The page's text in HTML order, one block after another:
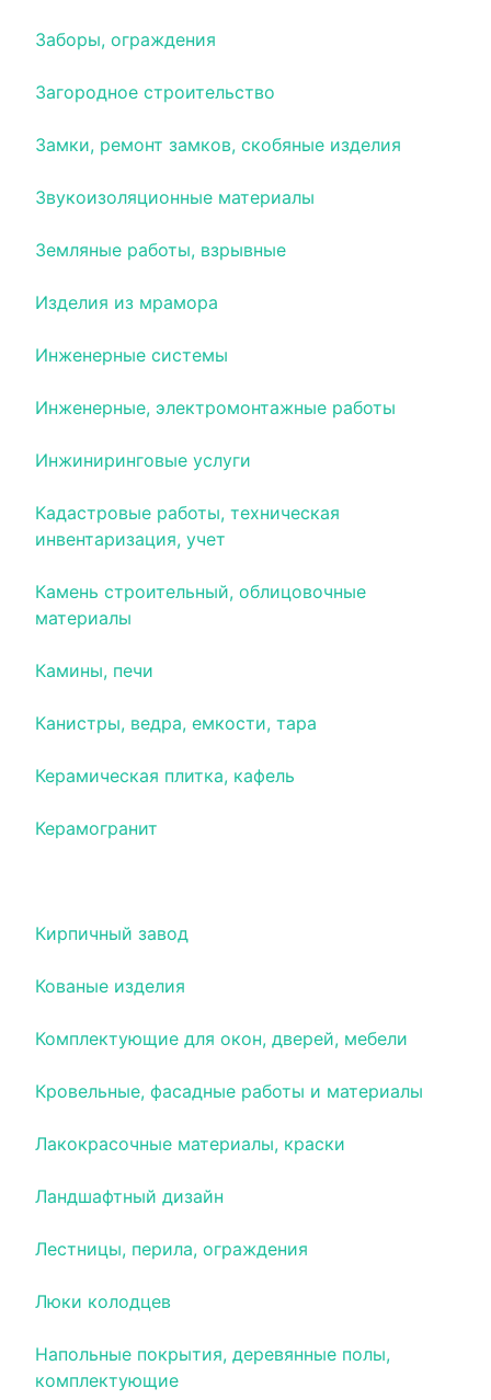
Заборы, ограждения
Загородное строительство
Замки, ремонт замков, скобяные изделия
Звукоизоляционные материалы
Земляные работы, взрывные
Изделия из мрамора
Инженерные системы
Инженерные, электромонтажные работы
Инжиниринговые услуги
Кадастровые работы, техническая
инвентаризация, учет
Камень строительный, облицовочные
материалы
Камины, печи
Канистры, ведра, емкости, тара
Керамическая плитка, кафель
Керамогранит
Кирпичный завод
Кованые изделия
Комплектующие для окон, дверей, мебели
Кровельные, фасадные работы и материалы
Лакокрасочные материалы, краски
Ландшафтный дизайн
Лестницы, перила, ограждения
Люки колодцев
Напольные покрытия, деревянные полы,
комплектующие